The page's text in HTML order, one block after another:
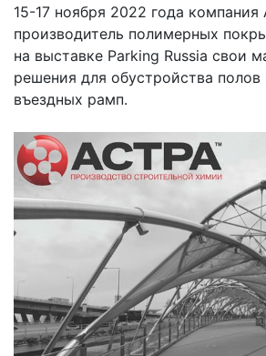
15-17 ноября 2022 года компания
производитель полимерных
на выставке Parking Russia свои
решения для обустройства полов
въездных рамп.